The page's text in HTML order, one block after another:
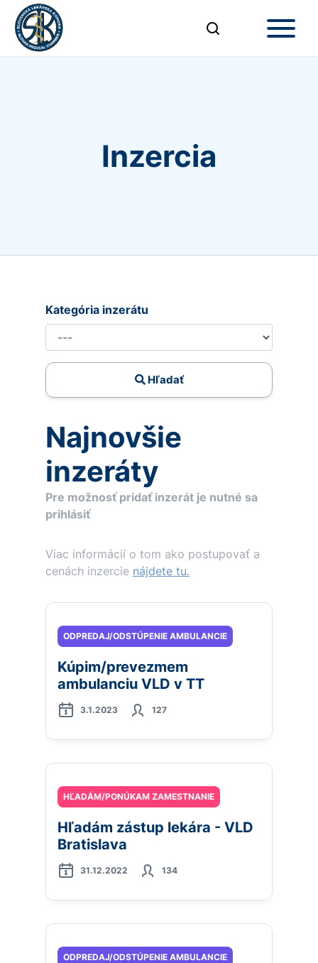
Inzercia
Kategória inzerátu
Hľadať
Najnovšie
inzeráty
Pre možnosť pridať inzerát je nutné sa
prihlásiť
Viac informácií o tom ako postupovať a
cenách inzercie nájdete tu.
ODPREDAJ/ODSTÚPENIE AMBULANCIE
Kúpim/prevezmem
ambulanciu VLD v TT
3.1.2023 127
HĽADÁM/PONÚKAM ZAMESTNANIE
Hľadám zástup lekára - VLD
Bratislava
31.12.2022 134
ODPREDAJ/ODSTÚPENIE AMBULANCIE